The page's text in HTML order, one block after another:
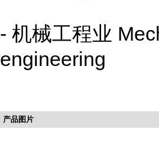
- 机械工程业
engineering
产品图片